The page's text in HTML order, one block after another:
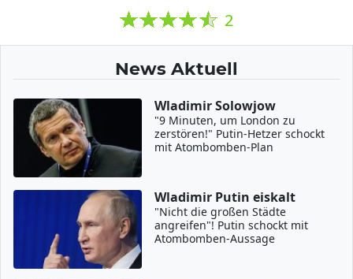
2
News Aktuell
Wladimir Solowjow
"9 Minuten, um London zu
zerstören!" Putin-Hetzer schockt
mit Atombomben-Plan
Wladimir Putin eiskalt
"Nicht die großen Städte
angreifen"! Putin schockt mit
Atombomben-Aussage